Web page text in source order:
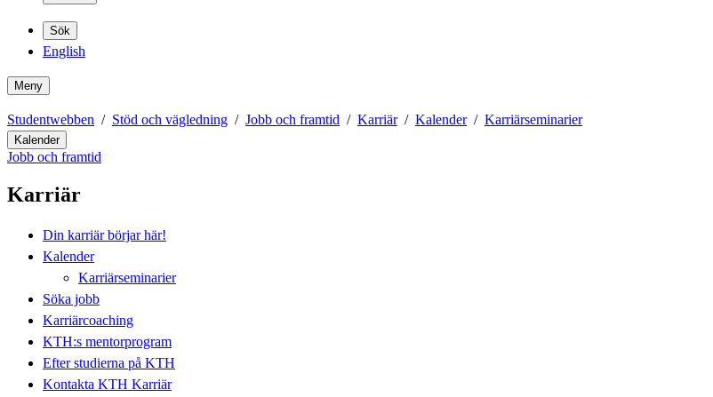
Sök
English
Meny
Studentwebben Stöd och vägledning Jobb och framtid Karriär Kalender Karriärseminarier
Kalender
Jobb och framtid
Karriär
Din karriär börjar här!
Kalender
Karriärseminarier
Söka jobb
Karriärcoaching
KTH:s mentorprogram
Efter studierna på KTH
Kontakta KTH Karriär